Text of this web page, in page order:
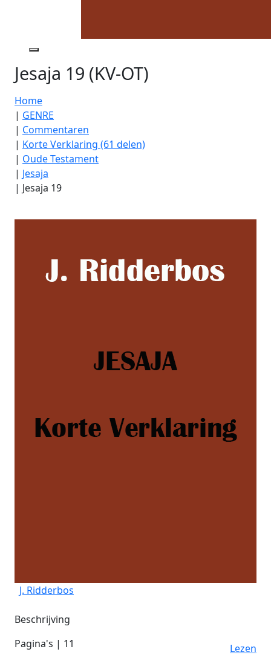
Jesaja 19 (KV-OT)
Home
| GENRE
| Commentaren
| Korte Verklaring (61 delen)
| Oude Testament
| Jesaja
| Jesaja 19
J. Ridderbos
Beschrijving
Pagina's | 11
Lezen